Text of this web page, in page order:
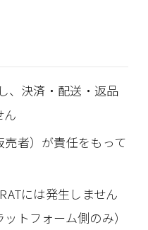
、決済・配送・返品
ん
者）が責任をもって
には発生しません
トフォーム側のみ）